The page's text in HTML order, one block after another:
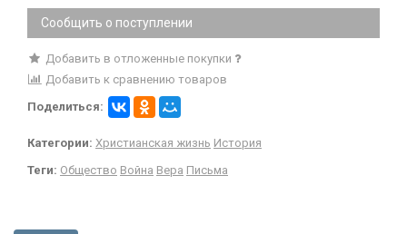
Сообщить о поступлении
Добавить в отложенные покупки
Добавить к сравнению товаров
Поделиться:
Категории: Христианская жизнь История
Теги: Общество Война Вера Письма